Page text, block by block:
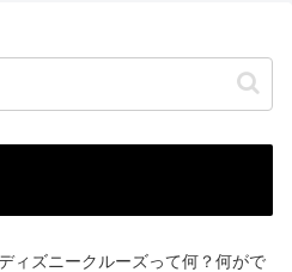
ィズニークルーズって何？何がで